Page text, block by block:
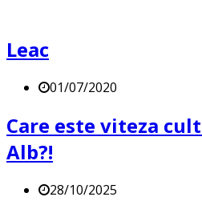
Leac
01/07/2020
Care este viteza
Alb?!
28/10/2025